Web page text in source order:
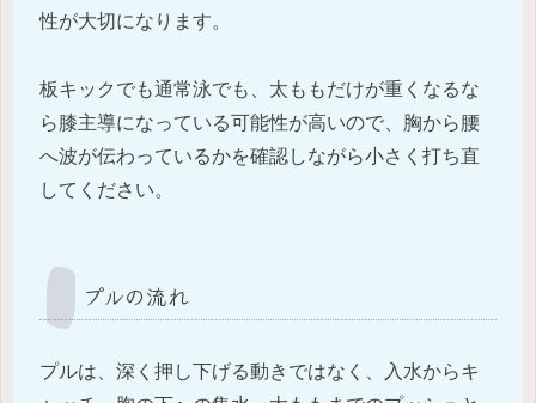
性が大切になります。
板キックでも通常泳でも、太ももだけが重くなるな
ら膝主導になっている可能性が高いので、胸から腰
へ波が伝わっているかを確認しながら小さく打ち直
してください。
プルの流れ
プルは、深く押し下げる動きではなく、入水からキ